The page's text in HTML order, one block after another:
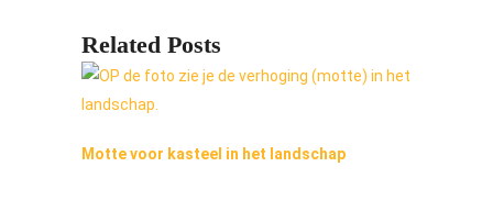
Related Posts
Motte voor kasteel in het landschap